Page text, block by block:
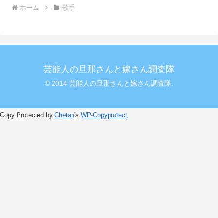
ホーム 歌手
芸能人の旦那さんと嫁さん調査隊
© 2014 芸能人の旦那さんと嫁さん調査隊.
Copy Protected by Chetan's WP-Copyprotect.